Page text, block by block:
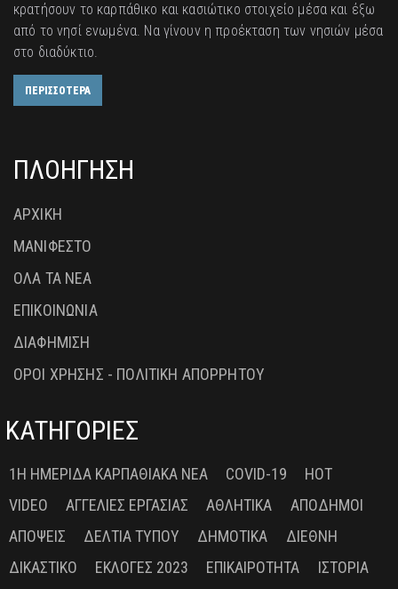
κρατήσουν το καρπάθικο και κασιώτικο στοιχείο μέσα και έξω
από το νησί ενωμένα. Να γίνουν η προέκταση των νησιών μέσα
στο διαδύκτιο.
ΠΕΡΙΣΣΟΤΕΡΑ
ΠΛΟΗΓΗΣΗ
ΑΡΧΙΚΗ
ΜΑΝΙΦΕΣΤΟ
ΟΛΑ ΤΑ ΝΕΑ
ΕΠΙΚΟΙΝΩΝΙΑ
ΔΙΑΦΗΜΙΣΗ
ΟΡΟΙ ΧΡΗΣΗΣ - ΠΟΛΙΤΙΚΗ ΑΠΟΡΡΗΤΟΥ
ΚΑΤΗΓΟΡΙΕΣ
1Η ΗΜΕΡΊΔΑ ΚΑΡΠΑΘΙΑΚΆ ΝΈΑ COVID-19
HOT
VIDEO
ΑΓΓΕΛΊΕΣ ΕΡΓΑΣΊΑΣ ΑΘΛΗΤΙΚΆ
ΑΠΌΔΗΜΟΙ
ΑΠΌΨΕΙΣ
ΔΕΛΤΊΑ ΤΎΠΟΥ ΔΗΜΟΤΙΚΆ
ΔΙΕΘΝΉ
ΔΙΚΑΣΤΙΚΌ
ΕΚΛΟΓΈΣ 2023 ΕΠΙΚΑΙΡΌΤΗΤΑ ΙΣΤΟΡΊΑ